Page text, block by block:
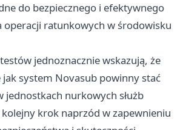
do bezpiecznego i efektywnego
operacji ratunkowych w środowisku
jednoznacznie wskazują, że
system Novasub powinny stać
jednostkach nurkowych służb
krok naprzód w zapewnieniu